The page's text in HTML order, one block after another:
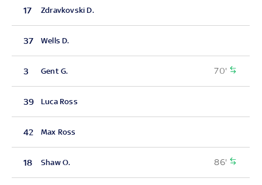
17 Zdravkovski D.
37 Wells D.
3 Gent G. 70'
39 Luca Ross
42 Max Ross
18 Shaw O. 86'